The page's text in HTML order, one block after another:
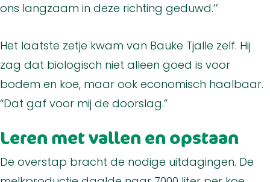
ons langzaam in deze richting geduwd.’’
Het laatste zetje kwam van Bauke Tjalle zelf. Hij
zag dat biologisch niet alleen goed is voor
bodem en koe, maar ook economisch haalbaar.
“Dat gaf voor mij de doorslag.”
Leren met vallen en opstaan
De overstap bracht de nodige uitdagingen. De